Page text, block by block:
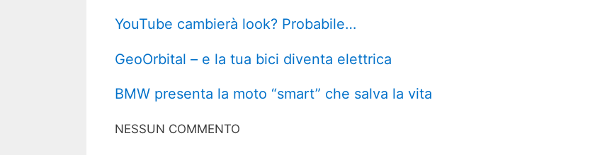
YouTube cambierà look? Probabile…
GeoOrbital – e la tua bici diventa elettrica
BMW presenta la moto “smart” che salva la vita
NESSUN COMMENTO